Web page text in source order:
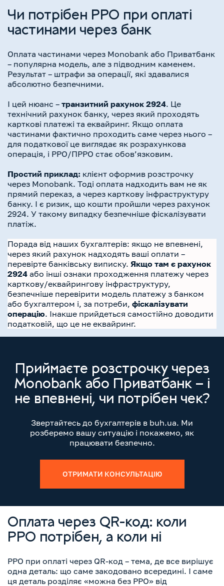
Чи потрібен РРО при оплаті
частинами через банк
Оплата частинами через Monobank або Приватбанк
– популярна модель, але з підводним каменем.
Результат – штрафи за операції, які здавалися
абсолютно безпечними.
І цей нюанс – транзитний рахунок 2924. Це
технічний рахунок банку, через який проходять
карткові платежі та еквайринг. Якщо оплата
частинами фактично проходить саме через нього –
для податкової це виглядає як розрахункова
операція, і РРО/ПРРО стає обов’язковим.
Простий приклад: клієнт оформив розстрочку
через Monobank. Тоді оплата надходить вам не як
прямий переказ, а через карткову інфраструктуру
банку. І є ризик, що кошти пройшли через рахунок
2924. У такому випадку безпечніше фіскалізувати
платіж.
Порада від наших бухгалтерів: якщо не впевнені,
через який рахунок надходять ваші оплати –
перевірте банківську виписку. Якщо там є рахунок
2924 або інші ознаки проходження платежу через
карткову/еквайрингову інфраструктуру,
безпечніше перевірити модель платежу з банком
або бухгалтером і, за потреби, фіскалізувати
операцію. Інакше прийдеться самостійно доводити
податковій, що це не еквайринг.
Приймаєте розстрочку через
Monobank або Приватбанк – і
не впевнені, чи потрібен чек?
Звертайтесь до бухгалтерів в buh.ua. Ми
розберемо вашу ситуацію і покажемо, як
працювати безпечно.
ОТРИМАТИ КОНСУЛЬТАЦІЮ
Оплата через QR-код: коли
РРО потрібен, а коли ні
РРО при оплаті через QR-код – тема, де все вирішує
одна деталь: що саме закодовано всередині. І саме
ця деталь розділяє «можна без РРО» від